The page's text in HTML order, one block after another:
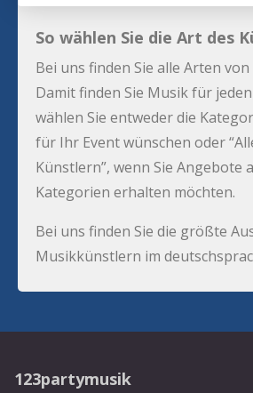
So wählen Sie die Art des
Bei uns finden Sie alle Arten
Damit finden Sie Musik für
wählen Sie entweder die
für Ihr Event wünschen oder
Künstlern”, wenn Sie Angebote
Kategorien erhalten möchten.
Bei uns finden Sie die größte
Musikkünstlern im
123partymusik